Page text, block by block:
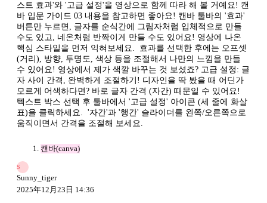
스트 효과'와 '고급 설정'을 영상으로 함께 따라 해 볼 거예요! 캔
바 입문 가이드 03 내용을 참고하면 좋아요! 캔바 툴바의 '효과'
버튼만 누르면, 글자를 순식간에 그림자처럼 입체적으로 만들
수도 있고, 네온처럼 반짝이게 만들 수도 있어요! 영상에 나온
핵심 스타일을 먼저 익혀보세요. ​ 효과를 선택한 후에는 오프셋
(거리), 방향, 투명도, 색상 등을 조절해서 나만의 느낌을 만들
수 있어요! 영상에서 제가 색깔 바꾸는 것 보셨죠? 고급 설정: 글
자 사이 간격, 완벽하게 조절하기! 디자인을 딱 봤을 때 어딘가
모르게 어색하다면? 바로 글자 간격 (자간) 때문일 수 있어요! ​
텍스트 박스 선택 후 툴바에서 '고급 설정' 아이콘 (세 줄에 화살
표)을 클릭하세요. ​ '자간'과 '행간' 슬라이더를 왼쪽/오른쪽으로
움직이면서 간격을 조절해 보세요.
캔바(canva)
S
Sunny_tiger
2025年12月23日 14:36